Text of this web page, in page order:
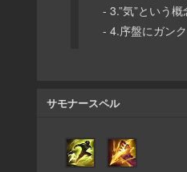
- 3.”気”という
- 4.序盤にガン
サモナースペル